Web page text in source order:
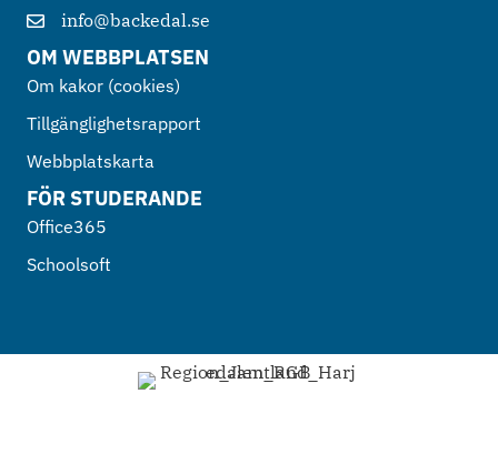
info@backedal.se
OM WEBBPLATSEN
Om kakor (cookies)
Tillgänglighetsrapport
Webbplatskarta
FÖR STUDERANDE
Office365
Schoolsoft